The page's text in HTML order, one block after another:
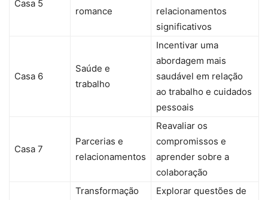
Casa 5
romance
relacionamentos
significativos
Casa 6
Saúde e
trabalho
Incentivar uma
abordagem mais
saudável em relação
ao trabalho e cuidados
pessoais
Casa 7
Parcerias e
relacionamentos
Reavaliar os
compromissos e
aprender sobre a
colaboração
Transformação
Explorar questões de